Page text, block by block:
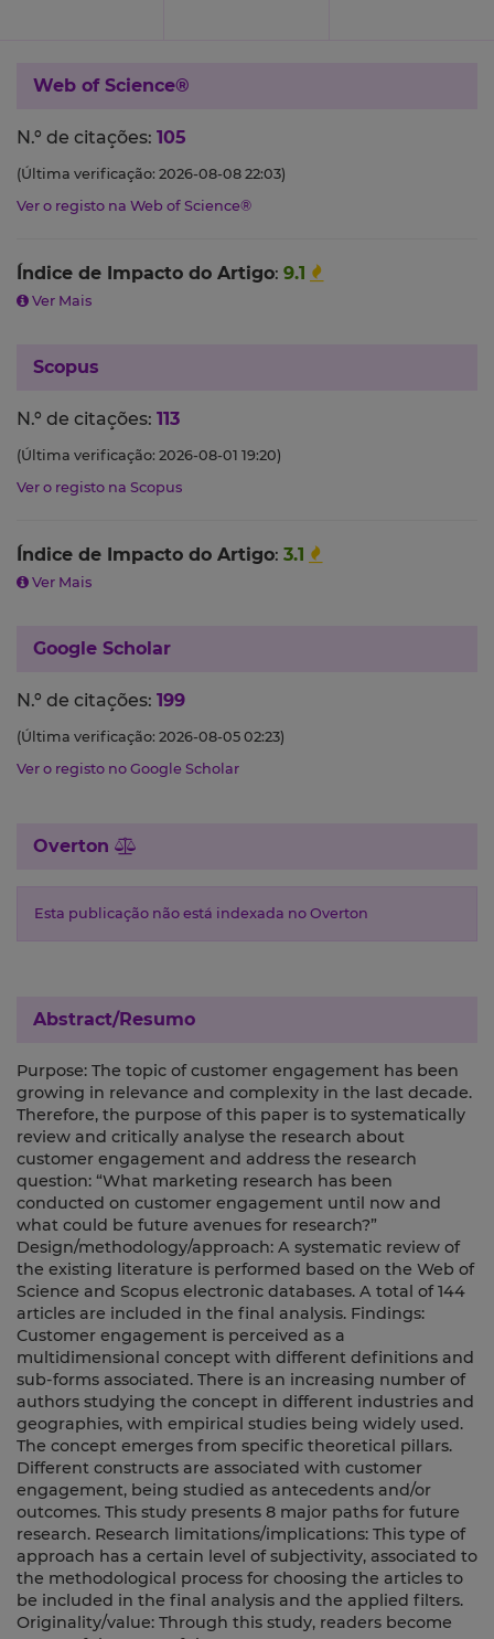
Web of Science®
N.º de citações: 105
(Última verificação: 2026-08-08 22:03)
Ver o registo na Web of Science®
Índice de Impacto do Artigo: 9.1
Ver Mais
Scopus
N.º de citações: 113
(Última verificação: 2026-08-01 19:20)
Ver o registo na Scopus
Índice de Impacto do Artigo: 3.1
Ver Mais
Google Scholar
N.º de citações: 199
(Última verificação: 2026-08-05 02:23)
Ver o registo no Google Scholar
Overton
Esta publicação não está indexada no Overton
Abstract/Resumo
Purpose: The topic of customer engagement has been
growing in relevance and complexity in the last decade.
Therefore, the purpose of this paper is to systematically
review and critically analyse the research about
customer engagement and address the research
question: “What marketing research has been
conducted on customer engagement until now and
what could be future avenues for research?”
Design/methodology/approach: A systematic review of
the existing literature is performed based on the Web of
Science and Scopus electronic databases. A total of 144
articles are included in the final analysis. Findings:
Customer engagement is perceived as a
multidimensional concept with different definitions and
sub-forms associated. There is an increasing number of
authors studying the concept in different industries and
geographies, with empirical studies being widely used.
The concept emerges from specific theoretical pillars.
Different constructs are associated with customer
engagement, being studied as antecedents and/or
outcomes. This study presents 8 major paths for future
research. Research limitations/implications: This type of
approach has a certain level of subjectivity, associated to
the methodological process for choosing the articles to
be included in the final analysis and the applied filters.
Originality/value: Through this study, readers become